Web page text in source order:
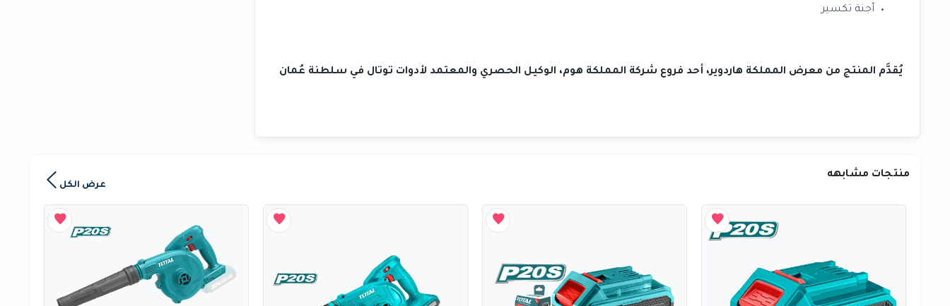
أجنة تكسير
يُقدَّم المنتج من معرض المملكة هاردوير، أحد فروع شركة المملكة هوم، الوكيل الحصري والمعتمد لأدوات توتال في سلطنة عُمان
منتجات مشابهه
عرض الكل